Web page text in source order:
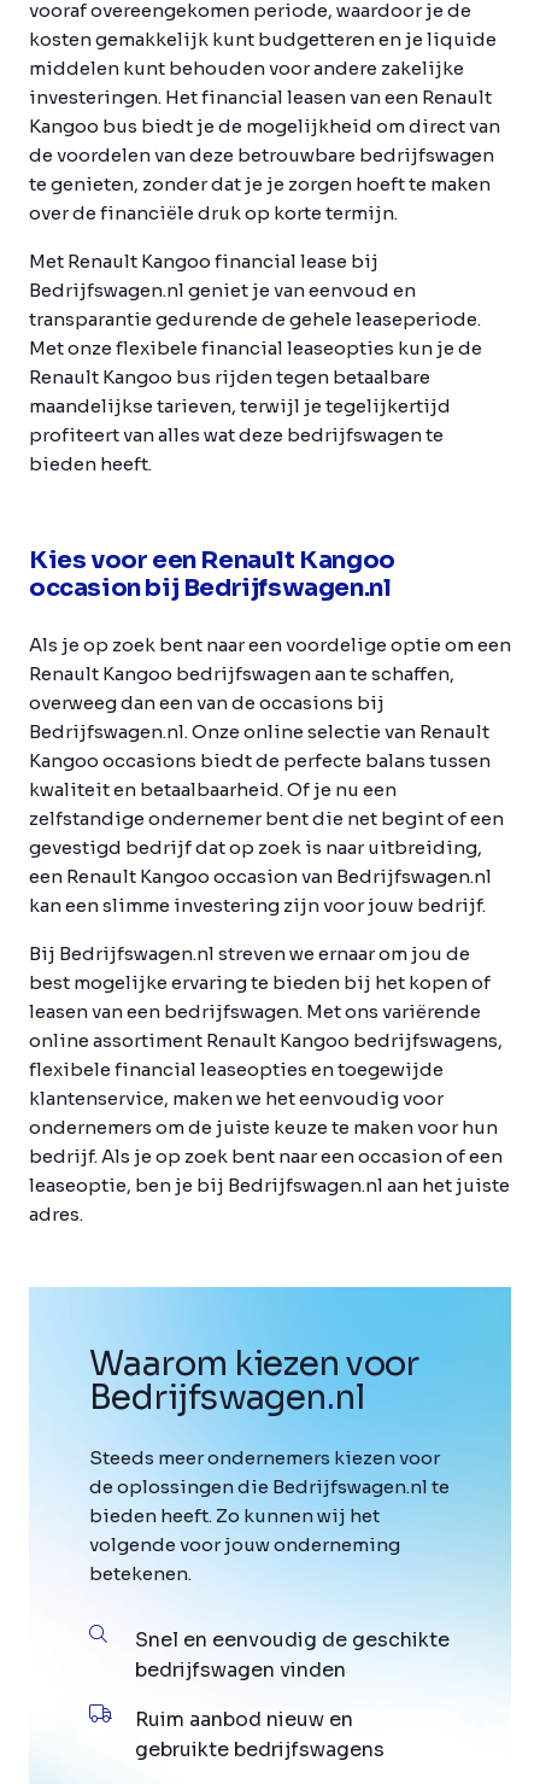
vooraf overeengekomen periode, waardoor je de
kosten gemakkelijk kunt budgetteren en je liquide
middelen kunt behouden voor andere zakelijke
investeringen. Het financial leasen van een Renault
Kangoo bus biedt je de mogelijkheid om direct van
de voordelen van deze betrouwbare bedrijfswagen
te genieten, zonder dat je je zorgen hoeft te maken
over de financiële druk op korte termijn.
Met Renault Kangoo financial lease bij
Bedrijfswagen.nl geniet je van eenvoud en
transparantie gedurende de gehele leaseperiode.
Met onze flexibele financial leaseopties kun je de
Renault Kangoo bus rijden tegen betaalbare
maandelijkse tarieven, terwijl je tegelijkertijd
profiteert van alles wat deze bedrijfswagen te
bieden heeft.
Kies voor een Renault Kangoo
occasion bij Bedrijfswagen.nl
Als je op zoek bent naar een voordelige optie om een
Renault Kangoo bedrijfswagen aan te schaffen,
overweeg dan een van de occasions bij
Bedrijfswagen.nl. Onze online selectie van Renault
Kangoo occasions biedt de perfecte balans tussen
kwaliteit en betaalbaarheid. Of je nu een
zelfstandige ondernemer bent die net begint of een
gevestigd bedrijf dat op zoek is naar uitbreiding,
een Renault Kangoo occasion van Bedrijfswagen.nl
kan een slimme investering zijn voor jouw bedrijf.
Bij Bedrijfswagen.nl streven we ernaar om jou de
best mogelijke ervaring te bieden bij het kopen of
leasen van een bedrijfswagen. Met ons variërende
online assortiment Renault Kangoo bedrijfswagens,
flexibele financial leaseopties en toegewijde
klantenservice, maken we het eenvoudig voor
ondernemers om de juiste keuze te maken voor hun
bedrijf. Als je op zoek bent naar een occasion of een
leaseoptie, ben je bij Bedrijfswagen.nl aan het juiste
adres.
Waarom kiezen voor
Bedrijfswagen.nl
Steeds meer ondernemers kiezen voor
de oplossingen die Bedrijfswagen.nl te
bieden heeft. Zo kunnen wij het
volgende voor jouw onderneming
betekenen.
Snel en eenvoudig de geschikte
bedrijfswagen vinden
Ruim aanbod nieuw en
gebruikte bedrijfswagens